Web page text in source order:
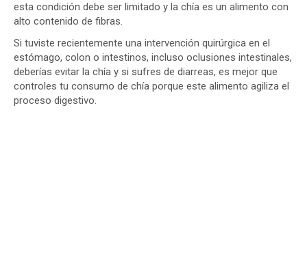
esta condición debe ser limitado y la chía es un alimento con
alto contenido de fibras.
Si tuviste recientemente una intervención quirúrgica en el
estómago, colon o intestinos, incluso oclusiones intestinales,
deberías evitar la chía y si sufres de diarreas, es mejor que
controles tu consumo de chía porque este alimento agiliza el
proceso digestivo.